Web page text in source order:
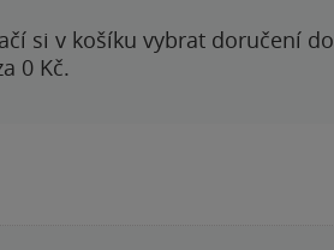
si v košíku vybrat doručení do
0 Kč.